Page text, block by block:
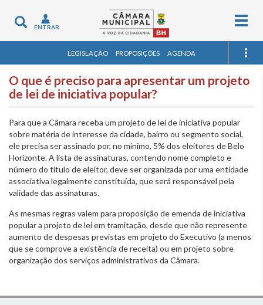
Toggle
navigation
ENTRAR
LEGISLAÇÃO PROPOSIÇÕES AGENDA
O que é preciso para apresentar um projeto
de lei de iniciativa popular?
Para que a Câmara receba um projeto de lei de iniciativa popular
sobre matéria de interesse da cidade, bairro ou segmento social,
ele precisa ser assinado por, no mínimo, 5% dos eleitores de Belo
Horizonte. A lista de assinaturas, contendo nome completo e
número do título de eleitor, deve ser organizada por uma entidade
associativa legalmente constituída, que será responsável pela
validade das assinaturas.
As mesmas regras valem para proposição de emenda de iniciativa
popular a projeto de lei em tramitação, desde que não represente
aumento de despesas previstas em projeto do Executivo (a menos
que se comprove a existência de receita) ou em projeto sobre
organização dos serviços administrativos da Câmara.